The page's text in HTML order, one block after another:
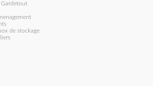
Gardetout
de stockage